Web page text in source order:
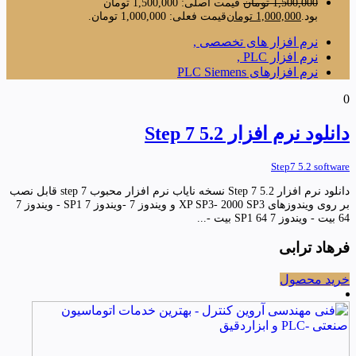
1,500,000 تومان
قیمت اصلی: 1,500,000 تومان
بود. 1,000,000 تومانقیمت فعلی: 1,000,000 تومان.
نرم افزار های تخصصی ,
نرم افزار PLC ,
نرم افزارهای PLC Siemens
0
دانلود نرم افزار Step 7 5.2
Step7 5.2 software
دانلود نرم افزار Step 7 5.2 نسخه نایاب نرم افزار محبوب step 7 قابل نصب
بر روی ویندوزهای XP SP3- 2000 SP3 و ویندوز 7 -ویندوز 7 SP1 - ویندوز 7
64 بیت - ویندوز 7 SP1 64 بیت -...
فرهاد ترابی
خرید محصول